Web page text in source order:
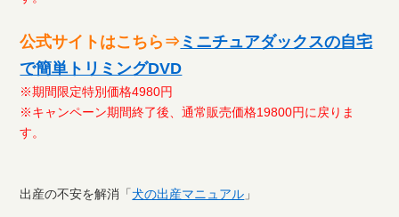
公式サイトはこちら⇒ ミニチュアダックスの自宅
で簡単トリミングDVD
※期間限定特別価格4980円
※キャンペーン期間終了後、通常販売価格19800円に戻りま
す。
出産の不安を解消「犬の出産マニュアル 」